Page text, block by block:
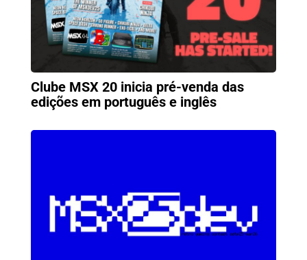
Clube MSX 20 inicia pré-venda das
edições em português e inglês